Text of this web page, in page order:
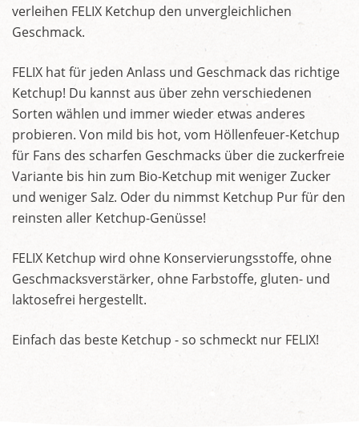
verleihen FELIX Ketchup den unvergleichlichen
Geschmack.
FELIX hat für jeden Anlass und Geschmack das richtige
Ketchup! Du kannst aus über zehn verschiedenen
Sorten wählen und immer wieder etwas anderes
probieren. Von mild bis hot, vom Höllenfeuer-Ketchup
für Fans des scharfen Geschmacks über die zuckerfreie
Variante bis hin zum Bio-Ketchup mit weniger Zucker
und weniger Salz. Oder du nimmst Ketchup Pur für den
reinsten aller Ketchup-Genüsse!
FELIX Ketchup wird ohne Konservierungsstoffe, ohne
Geschmacksverstärker, ohne Farbstoffe, gluten- und
laktosefrei hergestellt.
Einfach das beste Ketchup - so schmeckt nur FELIX!